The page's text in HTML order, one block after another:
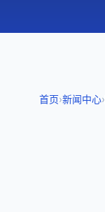
首页›新闻中心›